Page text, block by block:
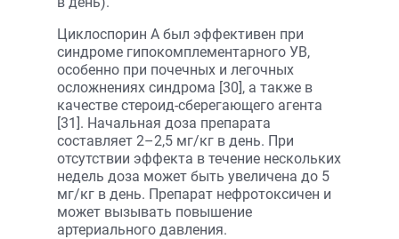
Циклоспорин А был эффективен при
синдроме гипокомплементарного УВ,
особенно при почечных и легочных
осложнениях синдрома [30], а также в
качестве стероид-сберегающего агента
[31]. Начальная доза препарата
составляет 2–2,5 мг/кг в день. При
отсутствии эффекта в течение нескольких
недель доза может быть увеличена до 5
мг/кг в день. Препарат нефротоксичен и
может вызывать повышение
артериального давления.